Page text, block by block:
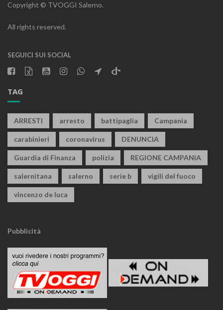
Copyright © TVOGGI Salerno.
All rights reserved.
SEGUICI SUI SOCIAL
TAG
ARRESTI arresto battipaglia Campania
carabinieri coronavirus DENUNCIA
Guardia di Finanza polizia REGIONE CAMPANIA
salernitana salerno serie b vigili del fuoco
vincenzo de luca
Pubblicità